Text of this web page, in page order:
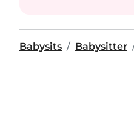
Babysits Babysitter